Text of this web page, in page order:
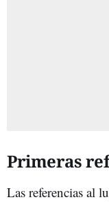
Primeras
Las referencias al